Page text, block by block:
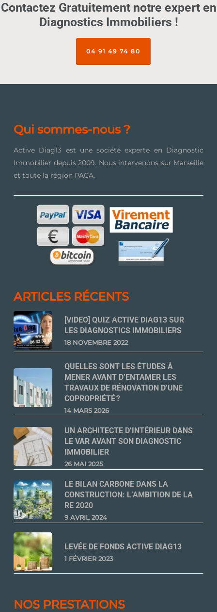
Contactez Gratuitement notre expert en
Diagnostics Immobiliers !
04 91 49 74 80
Qui sommes-nous ?
Active Diag13 est une société experte en Diagnostic
Immobilier depuis 2009. Nous intervenons sur Marseille
et toute la région PACA.
ARTICLES RÉCENTS
[VIDEO] QUIZ ACTIVE DIAG13 SUR
LES DIAGNOSTICS IMMOBILIERS
18 NOVEMBRE 2022
QUELLES SONT LES ÉTUDES À
MENER AVANT D’ENTAMER LES
TRAVAUX DE RÉNOVATION D’UNE
COPROPRIÉTÉ ?
14 MARS 2026
UN ARCHITECTE D’INTÉRIEUR DANS
LE VAR AVANT SON DIAGNOSTIC
IMMOBILIER
26 MAI 2025
LE BILAN CARBONE DANS LA
CONSTRUCTION: L’AMBITION DE LA
RE 2020
9 AVRIL 2024
LEVÉE DE FONDS ACTIVE DIAG13
1 FÉVRIER 2023
NOS PRESTATIONS